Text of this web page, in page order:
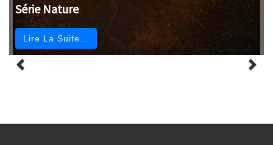
Série Nature
Lire La Suite…